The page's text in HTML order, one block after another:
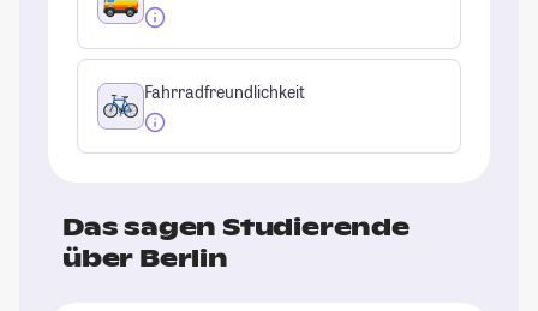
Fahrradfreundlichkeit
Das sagen Studierende
über Berlin